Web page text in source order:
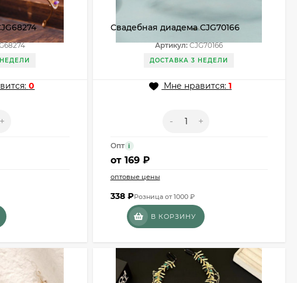
0
+
Свадебная диадема CJG70166
Артикул:CJG70166
ДОСТАВКА 3 НЕДЕЛИ
Мне нравится:1
- +
Опт i
от 169 ₽
оптовые цены
338 ₽Розница от 1000 ₽
В КОРЗИНУ